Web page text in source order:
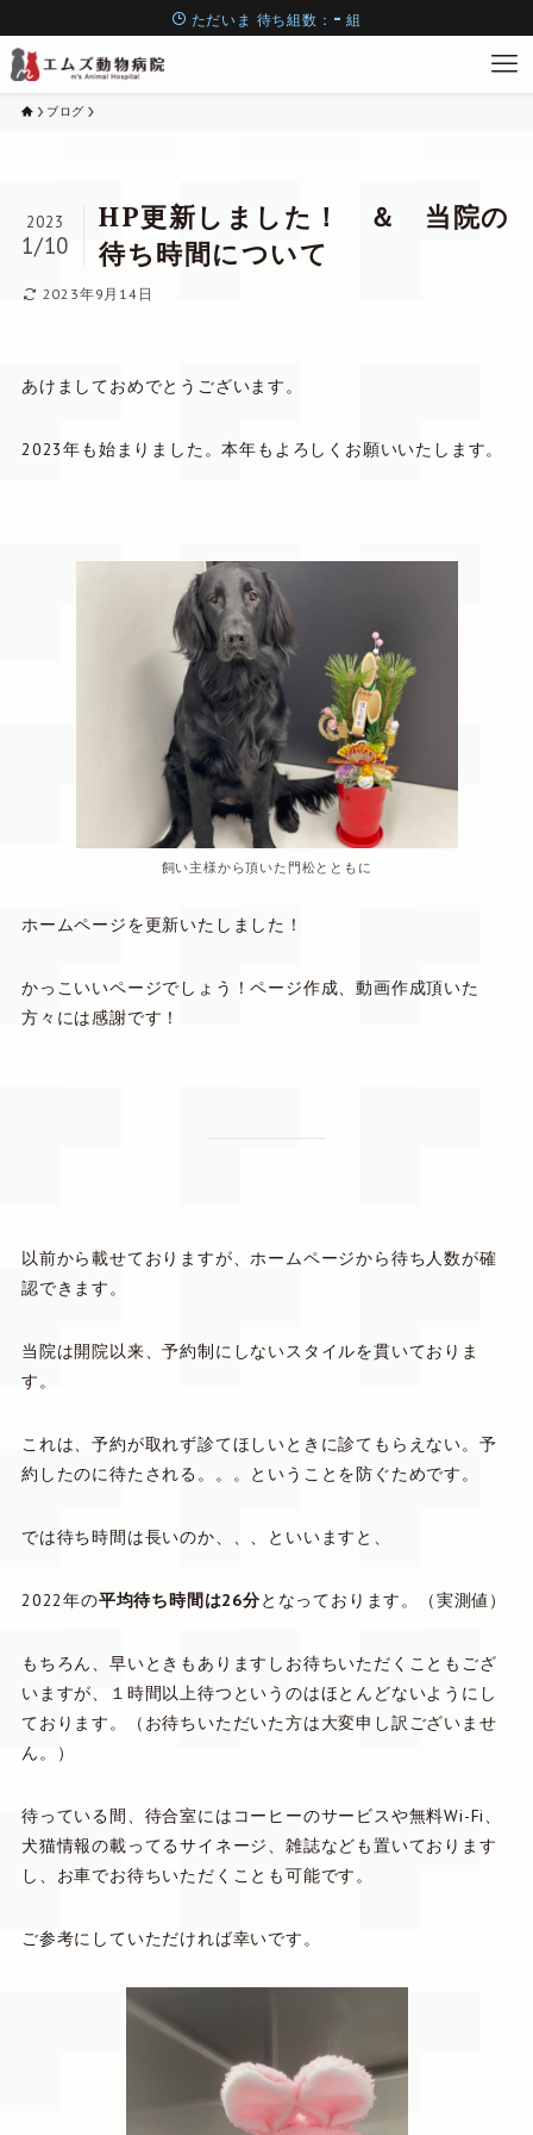
ブログ
HP更新しました！ ＆ 当院の
待ち時間について
2023
1/10
2023年9月14日
あけましておめでとうございます。
2023年も始まりました。本年もよろしくお願いいたします。
飼い主様から頂いた門松とともに
ホームページを更新いたしました！
かっこいいページでしょう！ページ作成、動画作成頂いた
方々には感謝です！
以前から載せておりますが、ホームページから待ち人数が確
認できます。
当院は開院以来、予約制にしないスタイルを貫いておりま
す。
これは、予約が取れず診てほしいときに診てもらえない。予
約したのに待たされる。。。ということを防ぐためです。
では待ち時間は長いのか、、、といいますと、
2022年の平均待ち時間は26分となっております。（実測値）
もちろん、早いときもありますしお待ちいただくこともござ
いますが、１時間以上待つというのはほとんどないようにし
ております。（お待ちいただいた方は大変申し訳ございませ
ん。）
待っている間、待合室にはコーヒーのサービスや無料Wi-Fi、
犬猫情報の載ってるサイネージ、雑誌なども置いております
し、お車でお待ちいただくことも可能です。
ご参考にしていただければ幸いです。
ただいま 待ち組数： - 組